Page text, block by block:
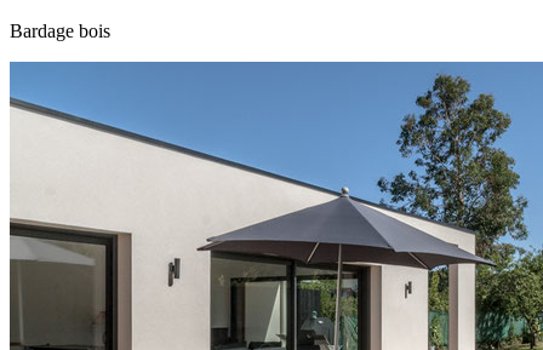
Bardage bois